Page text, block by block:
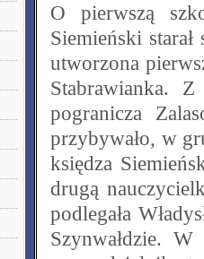
O pierwszą
Siemieński
utworzona
Stabrawianka.
pogranicza
przybywało, w
księdza
drugą
podlegała
Szynwałdzie.